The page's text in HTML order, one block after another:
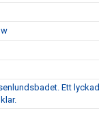
Ett lyckad